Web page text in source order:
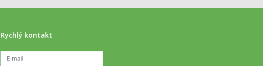
Rychlý kontakt